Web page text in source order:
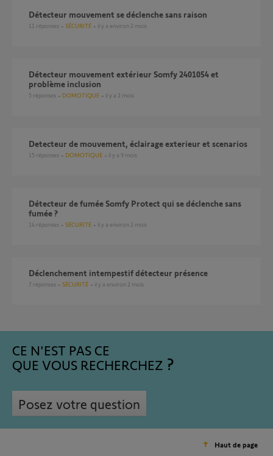
Détecteur mouvement se déclenche sans raison
11 réponses SÉCURITÉ il y a environ 2 mois
Détecteur mouvement extérieur Somfy 2401054 et
problème inclusion
5 réponses DOMOTIQUE il y a 2 mois
Detecteur de mouvement, éclairage exterieur et scenarios
15 réponses DOMOTIQUE il y a 9 mois
Détecteur de fumée Somfy Protect qui se déclenche sans
fumée ?
14 réponses SÉCURITÉ il y a environ 2 mois
déclenchement intempestif détecteur présence
7 réponses SÉCURITÉ il y a environ 2 mois
CE N'EST PAS CE
QUE VOUS RECHERCHEZ
Posez votre question
Haut de page